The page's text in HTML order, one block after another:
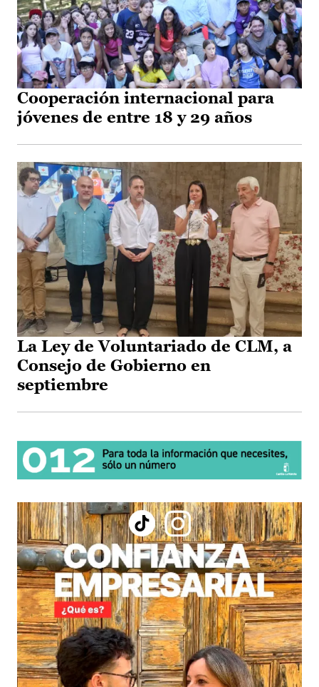
Cooperación internacional para
jóvenes de entre 18 y 29 años
La Ley de Voluntariado de CLM, a
Consejo de Gobierno en
septiembre